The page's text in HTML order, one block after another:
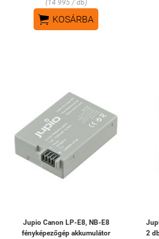
(14 995 / db)
 KOSÁRBA
Jupio Canon LP-E8, NB-E8
fényképezőgép akkumulátor
2